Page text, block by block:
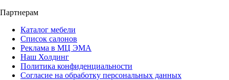
Партнерам
Каталог мебели
Список салонов
Реклама в МЦ ЭМА
Наш Холдинг
Политика конфиденциальности
Согласие на обработку персональных данных